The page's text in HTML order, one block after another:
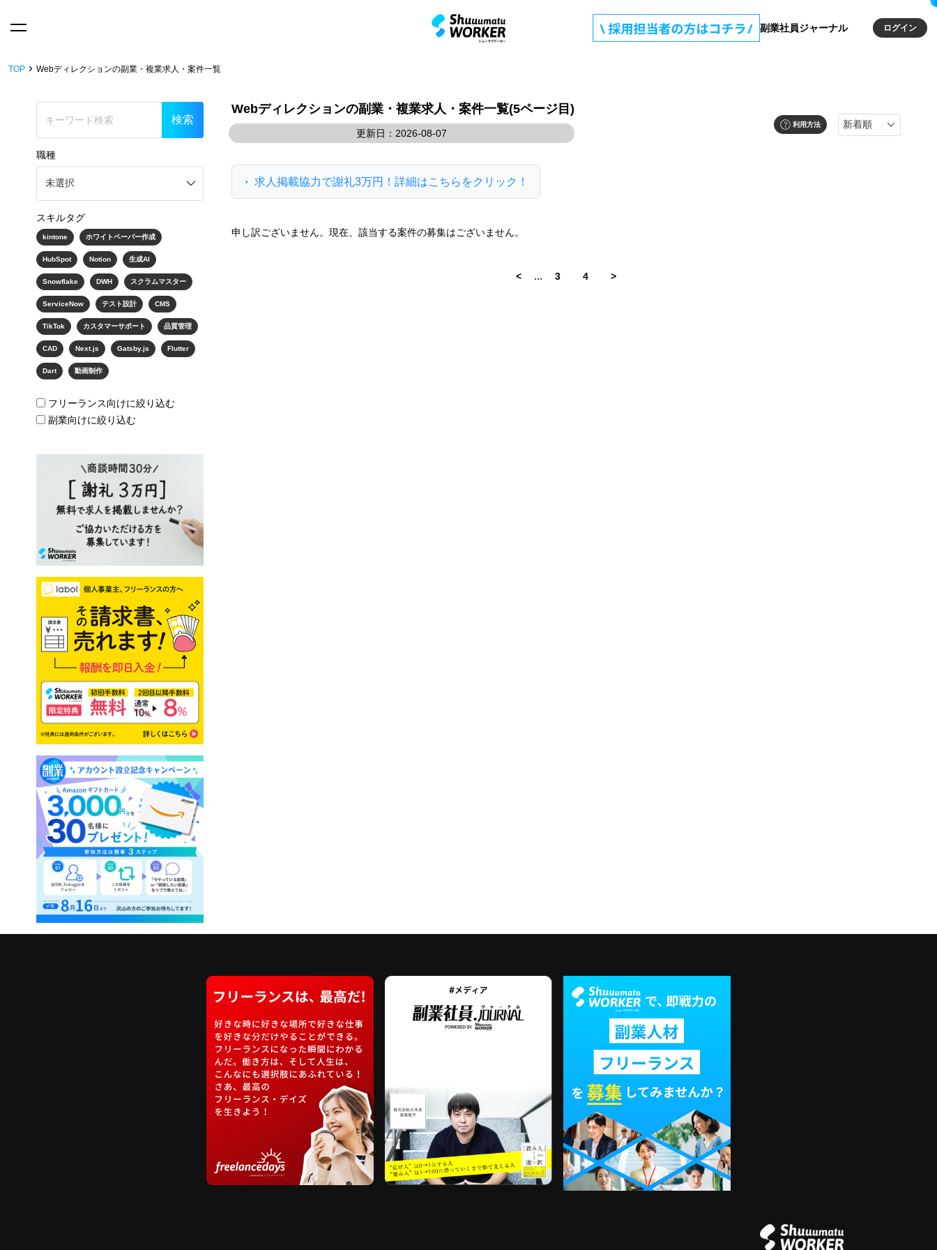
副業社員ジャーナル ログイン
TOP › Webディレクションの副業・複業求人・案件一覧
職種
スキルタグ
kintone ホワイトペーパー作成
HubSpot Notion 生成AI
Snowflake DWH スクラムマスター
ServiceNow テスト設計 CMS
TikTok カスタマーサポート 品質管理
CAD Next.js Gatsby.js Flutter
Dart 動画制作
フリーランス向けに絞り込む
副業向けに絞り込む
Webディレクションの副業・複業求人・案件一覧(5ページ目)
更新日：2026-08-07
利用方法
求人掲載協力で謝礼3万円！詳細はこちらをクリック！
申し訳ございません。現在、該当する案件の募集はございません。
< ... 3 4 >